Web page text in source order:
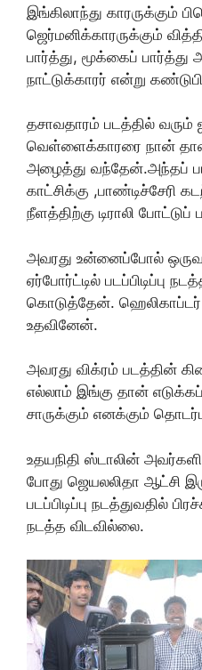
இங்கிலாந்து காரருக்கும்
ஜெர்மனிக்காரருக்கும்
பார்த்து, மூக்கைப்
நாட்டுக்காரர் என்று
தசாவதாரம் படத்தில் வரும்
வெள்ளைக்காரரை நான்
அழைத்து வந்தேன்.அந்தப்
காட்சிக்கு ,பாண்டிச்சேரி
நீளத்திற்கு டிராலி
அவரது உன்னைப்போல்
ஏர்போர்ட்டில் படப்பிடிப்பு
கொடுத்தேன்.
உதவினேன்.
அவரது விக்ரம் படத்தின்
எல்லாம் இங்கு தான்
சாருக்கும் எனக்கும்
உதயநிதி ஸ்டாலின்
போது ஜெயலலிதா ஆட்சி
படப்பிடிப்பு நடத்துவதில்
நடத்த விடவில்லை.